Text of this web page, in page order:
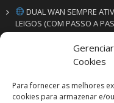
Cookies
Para fornecer as melhores
cookies para armazenar e/
DUAL WAN SEMPRE
LEIGOS (COM PASSO A
VM SERV | VM SEG
Soluções em informática